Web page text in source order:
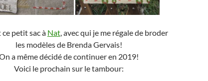
ce petit sac à Nat, avec qui je me régale de broder
les modèles de Brenda Gervais!
a même décidé de continuer en 2019!
Voici le prochain sur le tambour: